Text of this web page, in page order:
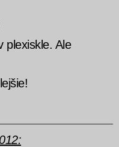
plexiskle. Ale